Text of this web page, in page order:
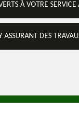
À VOTRE
ASSURANT DES